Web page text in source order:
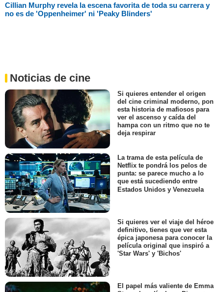
Cillian Murphy revela la escena favorita de toda su carrera y
no es de 'Oppenheimer' ni 'Peaky Blinders'
Noticias de cine
Si quieres entender el origen
del cine criminal moderno, pon
esta historia de mafiosos para
ver el ascenso y caída del
hampa con un ritmo que no te
deja respirar
La trama de esta película de
Netflix te pondrá los pelos de
punta: se parece mucho a lo
que está sucediendo entre
Estados Unidos y Venezuela
Si quieres ver el viaje del héroe
definitivo, tienes que ver esta
épica japonesa para conocer la
película original que inspiró a
'Star Wars' y 'Bichos'
El papel más valiente de Emma